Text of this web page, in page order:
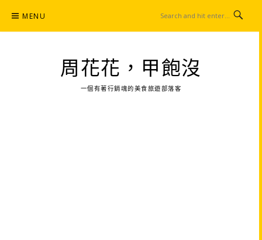
content
MENU
周花花，甲飽沒
一個有著行銷魂的美食旅遊部落客